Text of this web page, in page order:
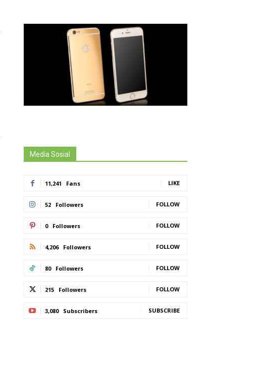
Media Sosial
11,241 Fans LIKE
52 Followers FOLLOW
0 Followers FOLLOW
4,206 Followers FOLLOW
80 Followers FOLLOW
215 Followers FOLLOW
3,080 Subscribers SUBSCRIBE